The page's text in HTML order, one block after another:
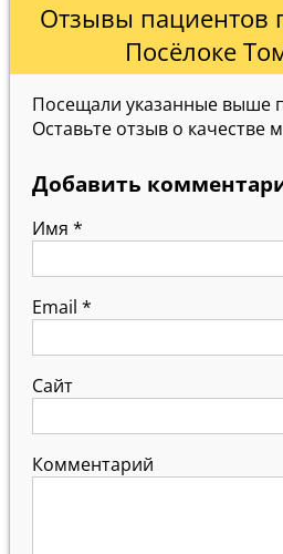
Отзывы пациентов
Посёлоке
Посещали указанные выше
Оставьте отзыв о качестве
Добавить
Имя *
Email *
Сайт
Комментарий